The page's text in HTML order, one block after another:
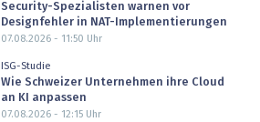
Security-Spezialisten warnen vor
Designfehler in NAT-Implementierungen
07.08.2026 - 11:50 Uhr
ISG-Studie
Wie Schweizer Unternehmen ihre Cloud
an KI anpassen
07.08.2026 - 12:15Uhr